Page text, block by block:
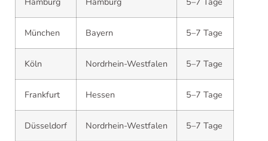
München Bayern 5–7 Tage
Köln Nordrhein-Westfalen 5–7 Tage
Frankfurt Hessen 5–7 Tage
Düsseldorf Nordrhein-Westfalen 5–7 Tage